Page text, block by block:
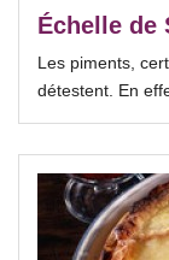
Échelle de
Les piments,
détestent. En